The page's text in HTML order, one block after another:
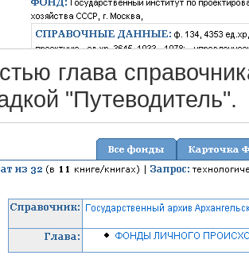
глава
"Путеводитель".